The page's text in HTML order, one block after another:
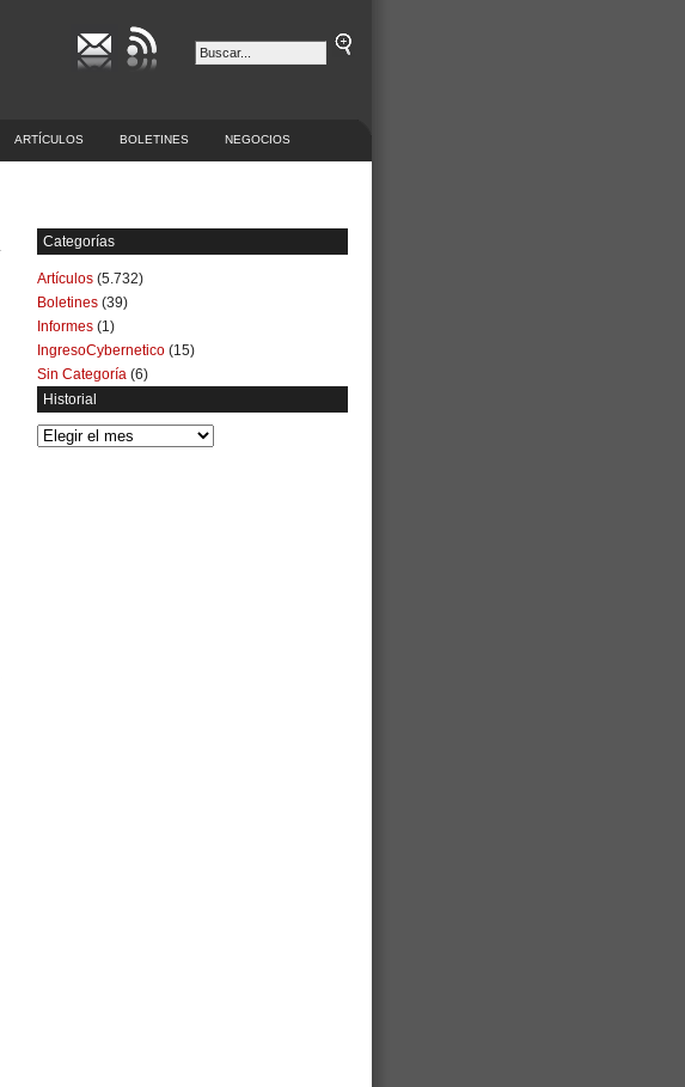
ARTÍCULOS BOLETINES NEGOCIOS
Categorías
Artículos (5.732)
Boletines (39)
Informes (1)
IngresoCybernetico (15)
Sin Categoría (6)
Historial
Historial